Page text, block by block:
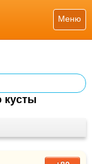
Меню
кусты